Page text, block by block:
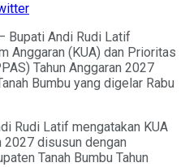
Bupati Andi Rudi Latif
Anggaran (KUA) dan Prioritas
Tahun Anggaran 2027
Bumbu yang digelar Rabu
Rudi Latif mengatakan KUA
2027 disusun dengan
Tanah Bumbu Tahun